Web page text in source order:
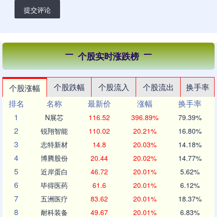
提交评论
个股实时涨跌榜
个股涨幅 个股跌幅 个股流入 个股流出
换手率
排名
名称 最新价 涨幅
换手率
1
N展芯 116.52 396.89% 79.39%
2 锐翔智能 110.02 20.21% 16.80%
3 志特新材 14.8 20.03% 14.18%
4 博腾股份 20.44 20.02% 14.77%
5 近岸蛋白 46.72 20.01% 5.62%
6 毕得医药 61.6 20.01% 6.12%
7 五洲医疗 83.62 20.01% 18.37%
8 耐科装备 49.67 20.01% 6.83%